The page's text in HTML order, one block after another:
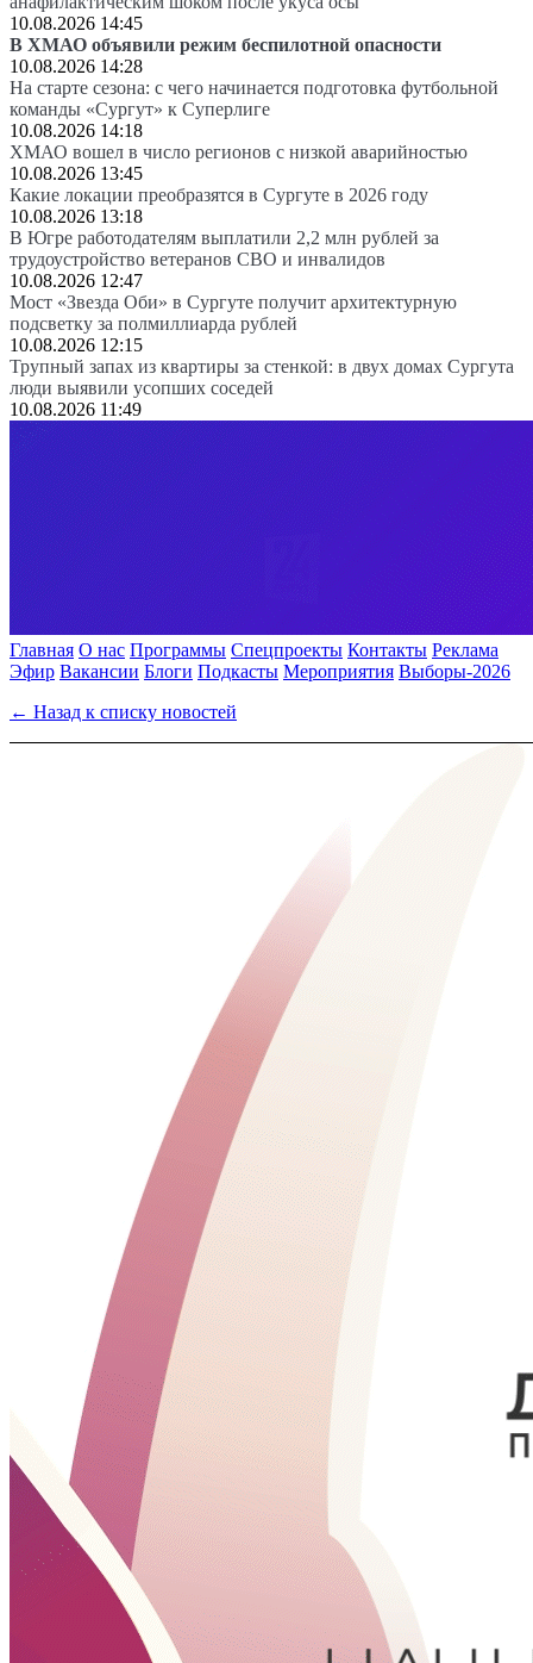
10.08.2026 14:45
В ХМАО объявили режим беспилотной опасности
10.08.2026 14:28
На старте сезона: с чего начинается подготовка футбольной
команды «Сургут» к Суперлиге
10.08.2026 14:18
ХМАО вошел в число регионов с низкой аварийностью
10.08.2026 13:45
Какие локации преобразятся в Сургуте в 2026 году
10.08.2026 13:18
В Югре работодателям выплатили 2,2 млн рублей за
трудоустройство ветеранов СВО и инвалидов
10.08.2026 12:47
Мост «Звезда Оби» в Сургуте получит архитектурную
подсветку за полмиллиарда рублей
10.08.2026 12:15
Трупный запах из квартиры за стенкой: в двух домах Сургута
люди выявили усопших соседей
10.08.2026 11:49
Главная О нас Программы Спецпроекты Контакты Реклама
Эфир Вакансии Блоги Подкасты Мероприятия Выборы-2026
← Назад к списку новостей